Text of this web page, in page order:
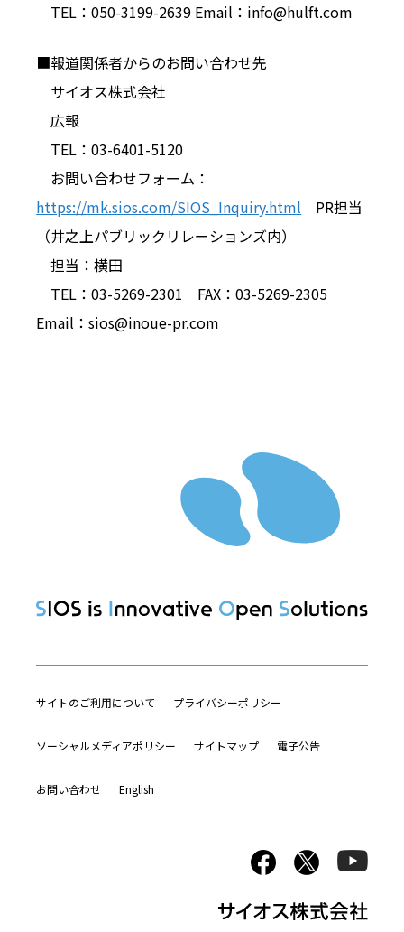
TEL：050-3199-2639 Email：info@hulft.com
■報道関係者からのお問い合わせ先
サイオス株式会社
広報
TEL：03-6401-5120
お問い合わせフォーム：
https://mk.sios.com/SIOS_Inquiry.html PR担当
（井之上パブリックリレーションズ内）
担当：横田
TEL ：03-5269-2301 FAX ：03-5269-2305
Email：sios@inoue-pr.com
サイトのご利用について プライバシーポリシー
ソーシャルメディアポリシー サイトマップ 電子公告
お問い合わせ English